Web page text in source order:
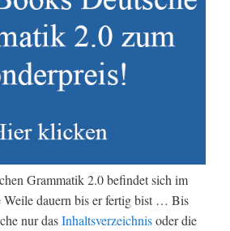
Grammatik 2.0 befindet sich im
dauern bis er fertig bist … Bis
nur dasInhaltsverzeichnisoder die